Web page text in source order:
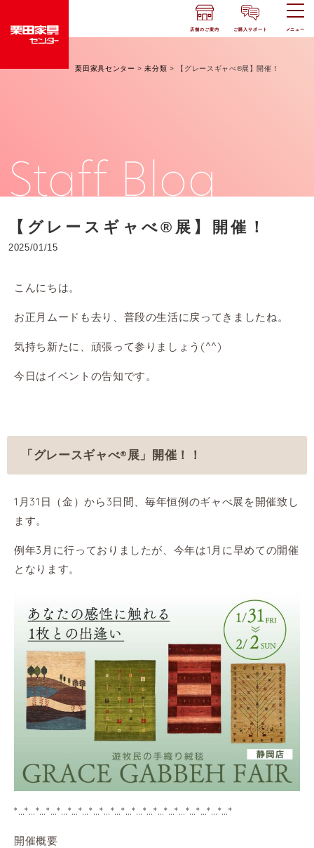
店舗のご案内 ご購入サポート メニュー
栗田家具センター >未分類 > 【グレースギャべ®︎展】開催！
Staff Blog
【グレースギャべ®︎展】開催！
2025/01/15
こんにちは。
お正月ムードも去り、普段の生活に戻ってきましたね。
気持ち新たに、頑張って参りましょう(^^)
今日はイベントの告知です。
「グレースギャべ®︎展」開催！！
1月31日（金）から3日間、毎年恒例のギャべ展を開催致し
ます。
例年3月に行っておりましたが、今年は1月に早めての開催
となります。
*…*…*…*…*…*…*…*…*…*…*…*…*…*…*…*…*…*…*…*…*
開催概要